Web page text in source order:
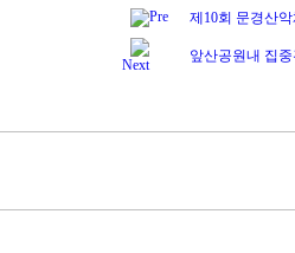
Pre 제10회 문경산
Next
앞산공원내 집